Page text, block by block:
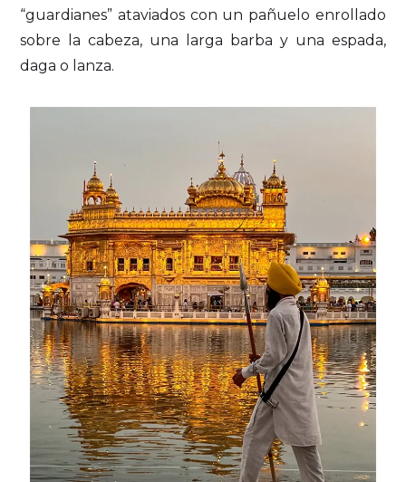
“guardianes” ataviados con un pañuelo enrollado
sobre la cabeza, una larga barba y una espada,
daga o lanza.